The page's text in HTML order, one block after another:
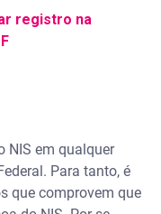
registro na
NIS em qualquer
Para tanto, é
que comprovem que